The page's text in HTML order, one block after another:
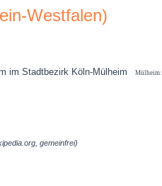
Westfalen)
Mülheim
gemeinfrei)